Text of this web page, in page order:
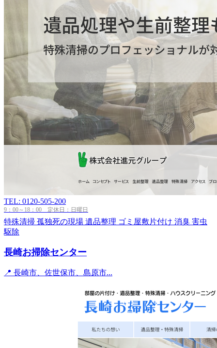
TEL: 0120-505-200
9：00～18：00 定休日：日曜日
特殊清掃 孤独死の現場 遺品整理 ゴミ屋敷片付け 消臭 害虫
駆除
長崎お掃除センター
📍 長崎市、佐世保市、島原市...